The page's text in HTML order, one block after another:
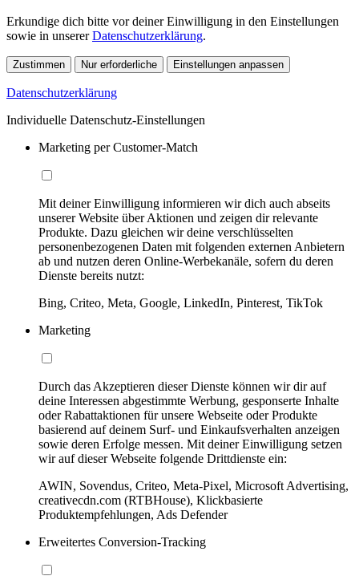
Erkundige dich bitte vor deiner Einwilligung in den Einstellungen
sowie in unsererDatenschutzerklärung.
Zustimmen Nur erforderliche Einstellungen anpassen
Datenschutzerklärung
Individuelle Datenschutz-Einstellungen
Marketing per Customer-Match
Mit deiner Einwilligung informieren wir dich auch abseits
unserer Website über Aktionen und zeigen dir relevante
Produkte. Dazu gleichen wir deine verschlüsselten
personenbezogenen Daten mit folgenden externen Anbietern
ab und nutzen deren Online-Werbekanäle, sofern du deren
Dienste bereits nutzt:
Bing, Criteo, Meta, Google, LinkedIn, Pinterest, TikTok
Marketing
Durch das Akzeptieren dieser Dienste können wir dir auf
deine Interessen abgestimmte Werbung, gesponserte Inhalte
oder Rabattaktionen für unsere Webseite oder Produkte
basierend auf deinem Surf- und Einkaufsverhalten anzeigen
sowie deren Erfolge messen. Mit deiner Einwilligung setzen
wir auf dieser Webseite folgende Drittdienste ein:
AWIN, Sovendus, Criteo, Meta-Pixel, Microsoft Advertising,
creativecdn.com (RTBHouse), Klickbasierte
Produktempfehlungen, Ads Defender
Erweitertes Conversion-Tracking